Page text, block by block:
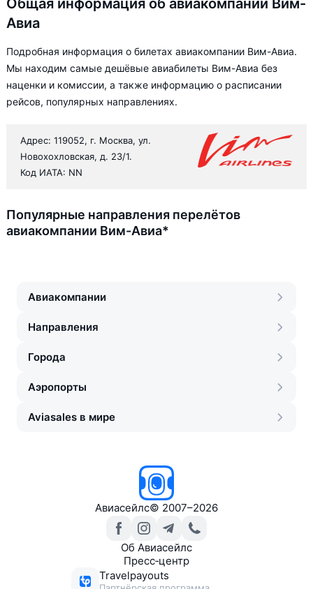
Общая информация об авиакомпании Вим-
Авиа
Подробная информация о билетах авиакомпании Вим-Авиа.
Мы находим самые дешёвые авиабилеты Вим-Авиа без
наценки и комиссии, а также информацию о расписании
рейсов, популярных направлениях.
Адрес: 119052, г. Москва, ул.
Новохохловская, д. 23/1.
Код ИАТА: NN
Популярные направления перелётов
авиакомпании Вим-Авиа*
Авиакомпании
Направления
Города
Аэропорты
Aviasales в мире
Авиасейлс© 2007–2026
Об Авиасейлс
Пресс‑центр
Travelpayouts